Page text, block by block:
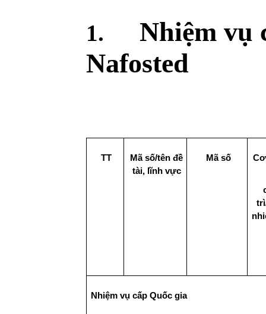
1.
Nhiệm vụ
Nafosted
TT
Mã số/tên đề
tài, lĩnh vực
Mã số
Nhiệm vụ cấp Quốc gia